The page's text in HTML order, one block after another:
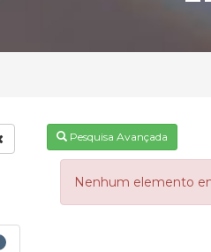
Pesquisa Avançada
Nenhum elemento